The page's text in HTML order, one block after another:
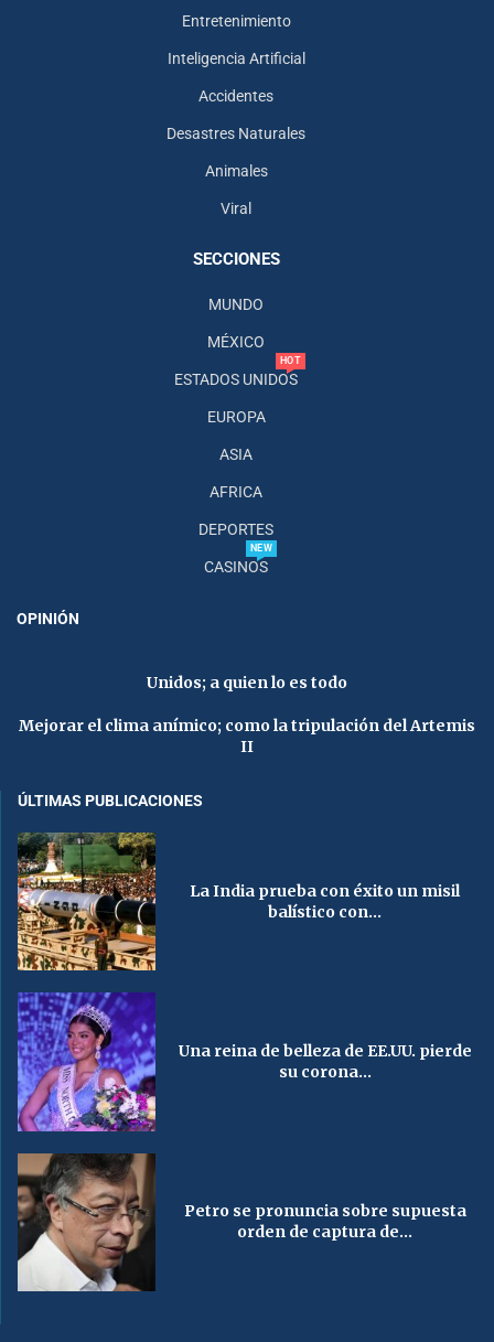
Entretenimiento
Inteligencia Artificial
Accidentes
Desastres Naturales
Animales
Viral
SECCIONES
MUNDO
MÉXICO
ESTADOS UNIDOS
HOT
EUROPA
ASIA
AFRICA
DEPORTES
CASINOS
NEW
OPINIÓN
Unidos; a quien lo es todo
Mejorar el clima anímico; como la tripulación del Artemis
II
ÚLTIMAS PUBLICACIONES
La India prueba con éxito un misil
balístico con...
Una reina de belleza de EE.UU. pierde
su corona...
Petro se pronuncia sobre supuesta
orden de captura de...